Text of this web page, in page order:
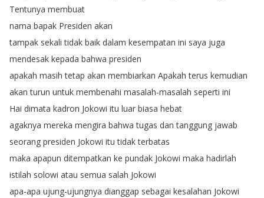
Tentunya membuat
nama bapak Presiden akan
tampak sekali tidak baik dalam kesempatan ini saya juga
mendesak kepada bahwa presiden
apakah masih tetap akan membiarkan Apakah terus kemudian
akan turun untuk membenahi masalah-masalah seperti ini
Hai dimata kadron Jokowi itu luar biasa hebat
agaknya mereka mengira bahwa tugas dan tanggung jawab
seorang presiden Jokowi itu tidak terbatas
maka apapun ditempatkan ke pundak Jokowi maka hadirlah
istilah solowi atau semua salah Jokowi
apa-apa ujung-ujungnya dianggap sebagai kesalahan Jokowi